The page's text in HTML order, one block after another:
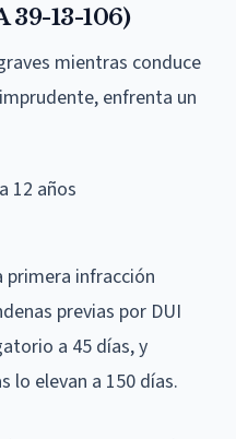
39-13-106)
mientras conduce
enfrenta un
12 años
primera infracción
previas por DUI
a 45 días, y
lo elevan a 150 días.